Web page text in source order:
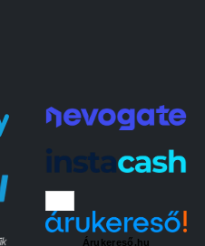
Árukereső.hu